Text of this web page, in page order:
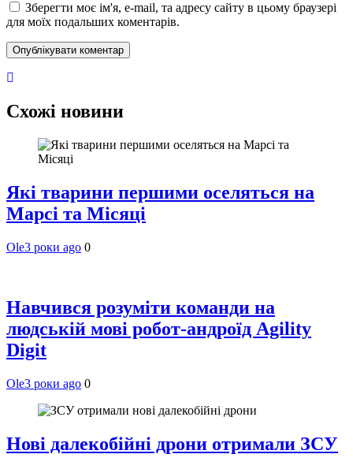
Зберегти моє ім'я, e-mail, та адресу сайту в цьому браузері
для моїх подальших коментарів.
Схожі новини
Які тварини першими оселяться на
Марсі та Місяці
Ole3 роки ago 0
Навчився розуміти команди на
людській мові робот-андроїд Agility
Digit
Ole3 роки ago 0
Нові далекобійні дрони отримали ЗСУ